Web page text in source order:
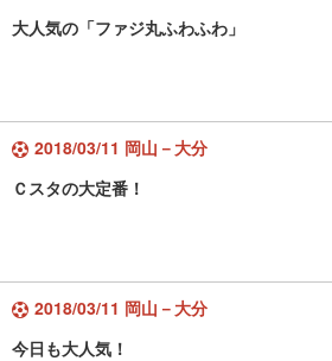
大人気の「ファジ丸ふわふわ」
2018/03/11 岡山－大分
Ｃスタの大定番！
2018/03/11 岡山－大分
今日も大人気！